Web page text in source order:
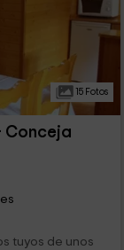
15 Fotos
Conceja
tuyos de unos